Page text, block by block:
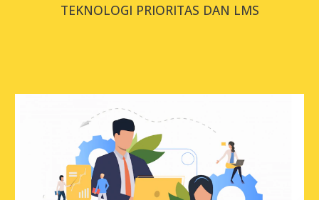
TEKNOLOGI PRIORITAS DAN LMS